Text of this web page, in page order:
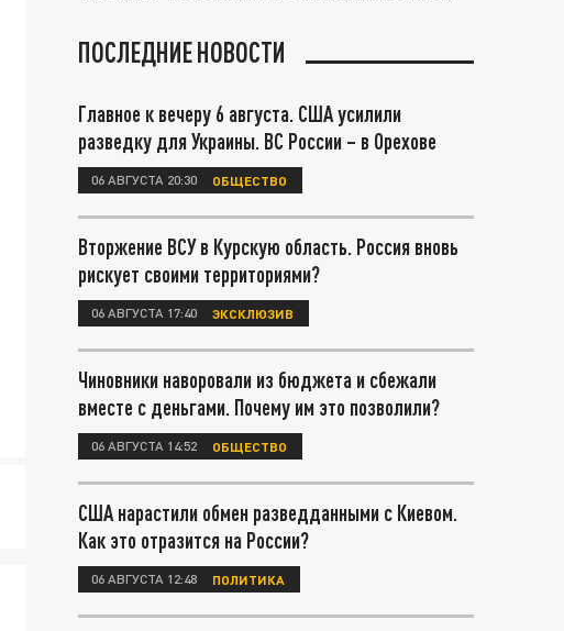
ПОСЛЕДНИЕ НОВОСТИ
Главное к вечеру 6 августа. США усилили
разведку для Украины. ВС России – в Орехове
06 АВГУСТА 20:30 ОБЩЕСТВО
Вторжение ВСУ в Курскую область. Россия вновь
рискует своими территориями?
06 АВГУСТА 17:40 ЭКСКЛЮЗИВ
Чиновники наворовали из бюджета и сбежали
вместе с деньгами. Почему им это позволили?
06 АВГУСТА 14:52 ОБЩЕСТВО
США нарастили обмен разведданными с Киевом.
Как это отразится на России?
06 АВГУСТА 12:48 ПОЛИТИКА